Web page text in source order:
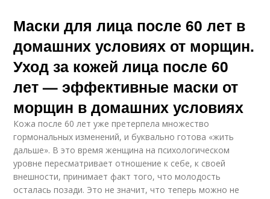
Маски для лица после 60 лет в
домашних условиях от морщин.
Уход за кожей лица после 60
лет — эффективные маски от
морщин в домашних условиях
Кожа после 60 лет уже претерпела множество
гормональных изменений, и буквально готова «жить
дальше». В это время женщина на психологическом
уровне пересматривает отношение к себе, к своей
внешности, принимает факт того, что молодость
осталась позади. Это не значит, что теперь можно не